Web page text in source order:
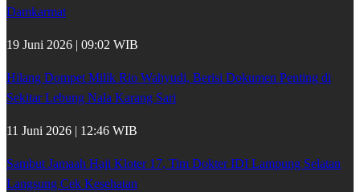
Damkarmat
19 Juni 2026 | 09:02 WIB
Hilang Dompet Milik Rio Wahyudi, Berisi Dokumen Penting di
Sekitar Lebung Nala Karang Sari
11 Juni 2026 | 12:46 WIB
Sambut Jamaah Haji Kloter 17, Tim Dokter IDI Lampung Selatan
Langsung Cek Kesehatan